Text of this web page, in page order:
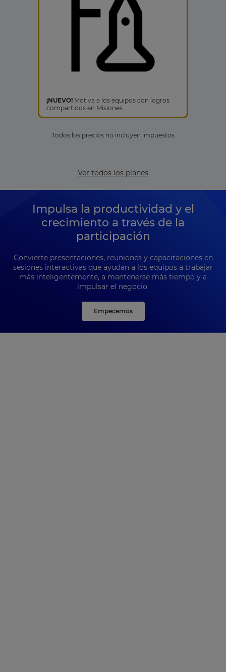
¡NUEVO! Motiva a los equipos con logros
compartidos en Misiones
Todos los precios no incluyen impuestos
Ver todos los planes
Impulsa la productividad y el
crecimiento a través de la
participación
Convierte presentaciones, reuniones y capacitaciones en
sesiones interactivas que ayudan a los equipos a trabajar
más inteligentemente, a mantenerse más tiempo y a
impulsar el negocio.
Empecemos